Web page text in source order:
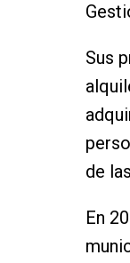
Sus
de
En